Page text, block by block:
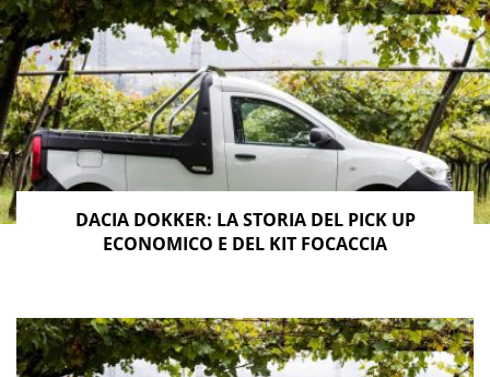
DACIA DOKKER: LA STORIA DEL PICK UP
ECONOMICO E DEL KIT FOCACCIA